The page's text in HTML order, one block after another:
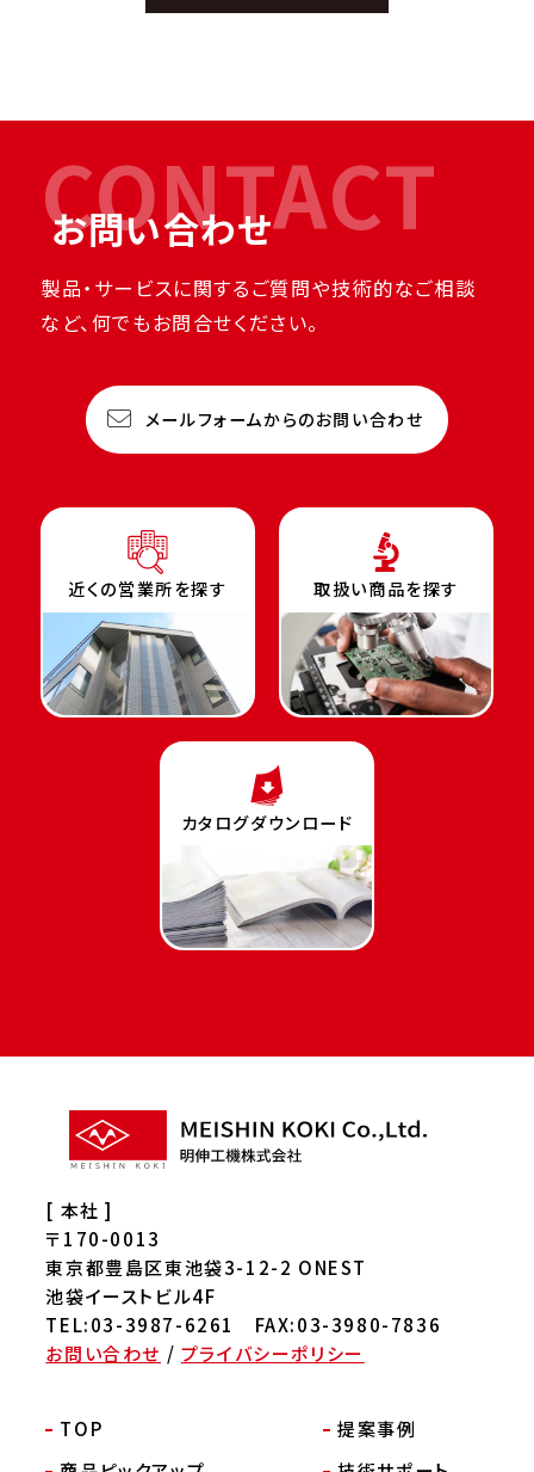
CONTACT
お問い合わせ
製品・サービスに関するご質問や技術的なご相談
など、何でもお問合せください。
メールフォームからのお問い合わせ
近くの営業所を探す 取扱い商品を探す
カタログダウンロード
[ 本社 ]
〒170-0013
東京都豊島区東池袋3-12-2 ONEST
池袋イーストビル4F
TEL:03-3987-6261 FAX:03-3980-7836
お問い合わせ / プライバシーポリシー
TOP
提案事例